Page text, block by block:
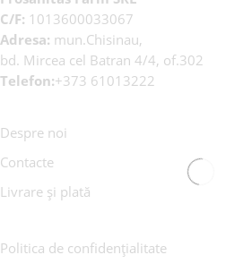
C/F: 1013600033067
Adresa: mun.Chisinau,
bd. Mircea cel Batran 4/4, of.302
Telefon:+373 61013222
Despre noi
Contacte
Livrare și plată
Politica de confidențialitate